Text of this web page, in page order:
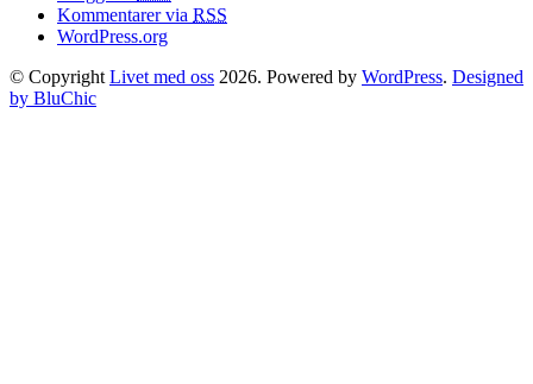
Kommentarer via RSS
WordPress.org
© Copyright Livet med oss 2026. Powered by WordPress. Designed
by BluChic